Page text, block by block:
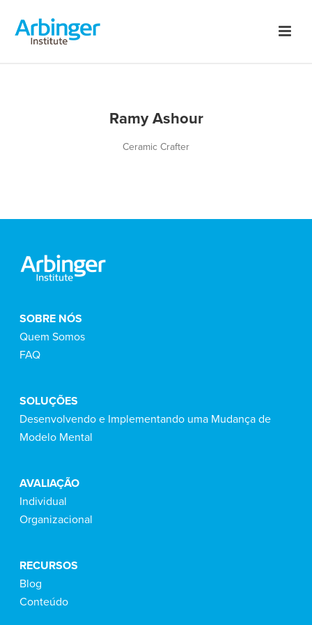
Ramy Ashour
Ceramic Crafter
SOBRE NÓS
Quem Somos
FAQ
SOLUÇÕES
Desenvolvendo e Implementando uma Mudança de
Modelo Mental
AVALIAÇÃO
Individual
Organizacional
RECURSOS
Blog
Conteúdo